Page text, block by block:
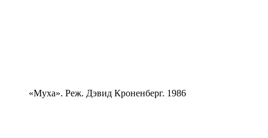
«Муха». Реж. Дэвид Кроненберг. 1986